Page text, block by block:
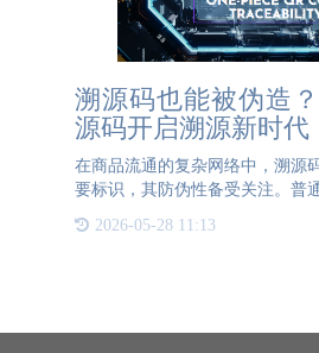
溯源码也能被伪造
源码开启溯源新时代
在商品流通的复杂网络中，溯源
要标识，其防伪性备受关注。普
对简单，确实存在被伪造的风险
技术手段，能够仿制出看似相同
2026-05-28 11:13